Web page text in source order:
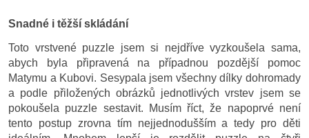
Snadné i těžší skládání
Toto vrstvené puzzle jsem si nejdříve vyzkoušela sama,
abych byla připravená na případnou pozdější pomoc
Matymu a Kubovi. Sesypala jsem všechny dílky dohromady
a podle přiložených obrázků jednotlivých vrstev jsem se
pokoušela puzzle sestavit. Musím říct, že napoprvé není
tento postup zrovna tím nejjednodušším a tedy pro děti